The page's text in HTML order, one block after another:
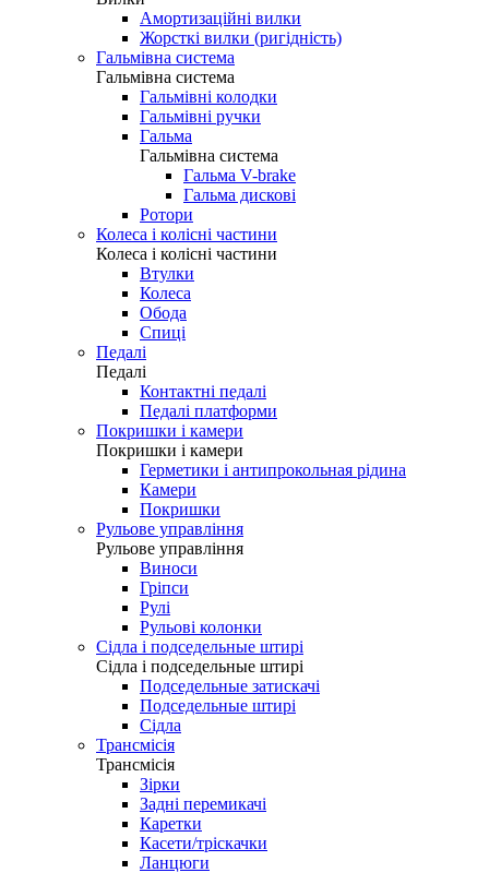
Амортизаційні вилки
Жорсткі вилки (ригідність)
Гальмівна система
Гальмівна система
Гальмівні колодки
Гальмівні ручки
Гальма
Гальмівна система
Гальма V-brake
Гальма дискові
Ротори
Колеса і колісні частини
Колеса і колісні частини
Втулки
Колеса
Обода
Спиці
Педалі
Педалі
Контактні педалі
Педалі платформи
Покришки і камери
Покришки і камери
Герметики і антипрокольная рідина
Камери
Покришки
Рульове управління
Рульове управління
Виноси
Гріпси
Рулі
Рульові колонки
Сідла і подседельные штирі
Сідла і подседельные штирі
Подседельные затискачі
Подседельные штирі
Сідла
Трансмісія
Трансмісія
Зірки
Задні перемикачі
Каретки
Касети/тріскачки
Ланцюги